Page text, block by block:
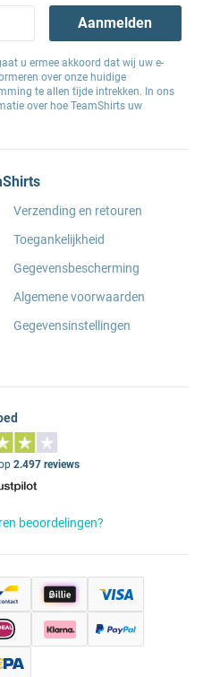
Aanmelden
u ermee akkoord dat wij uw e-
over onze huidige
te allen tijde intrekken. In ons
over hoe TeamShirts uw
Verzending en retouren
Toegankelijkheid
Gegevensbescherming
Algemene voorwaarden
Gegevensinstellingen
2.497 reviews
beoordelingen?